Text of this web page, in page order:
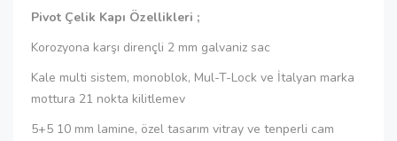
Pivot Çelik Kapı Özellikleri ;
Korozyona karşı dirençli 2 mm galvaniz sac
Kale multi sistem, monoblok, Mul-T-Lock ve İtalyan marka
mottura 21 nokta kilitlemev
5+5 10 mm lamine, özel tasarım vitray ve tenperli cam